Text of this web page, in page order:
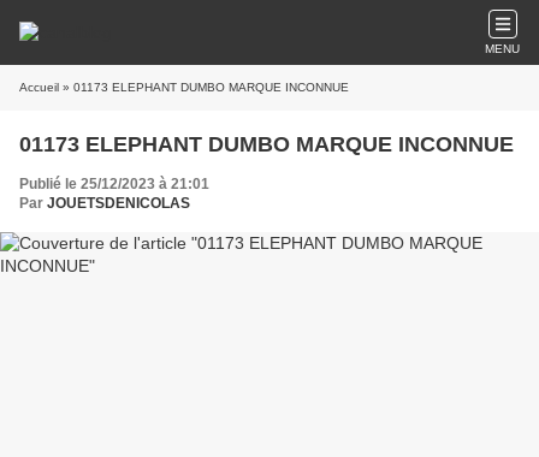
MENU
Accueil » 01173 ELEPHANT DUMBO MARQUE INCONNUE
01173 ELEPHANT DUMBO MARQUE INCONNUE
Publié le 25/12/2023 à 21:01
Par JOUETSDENICOLAS